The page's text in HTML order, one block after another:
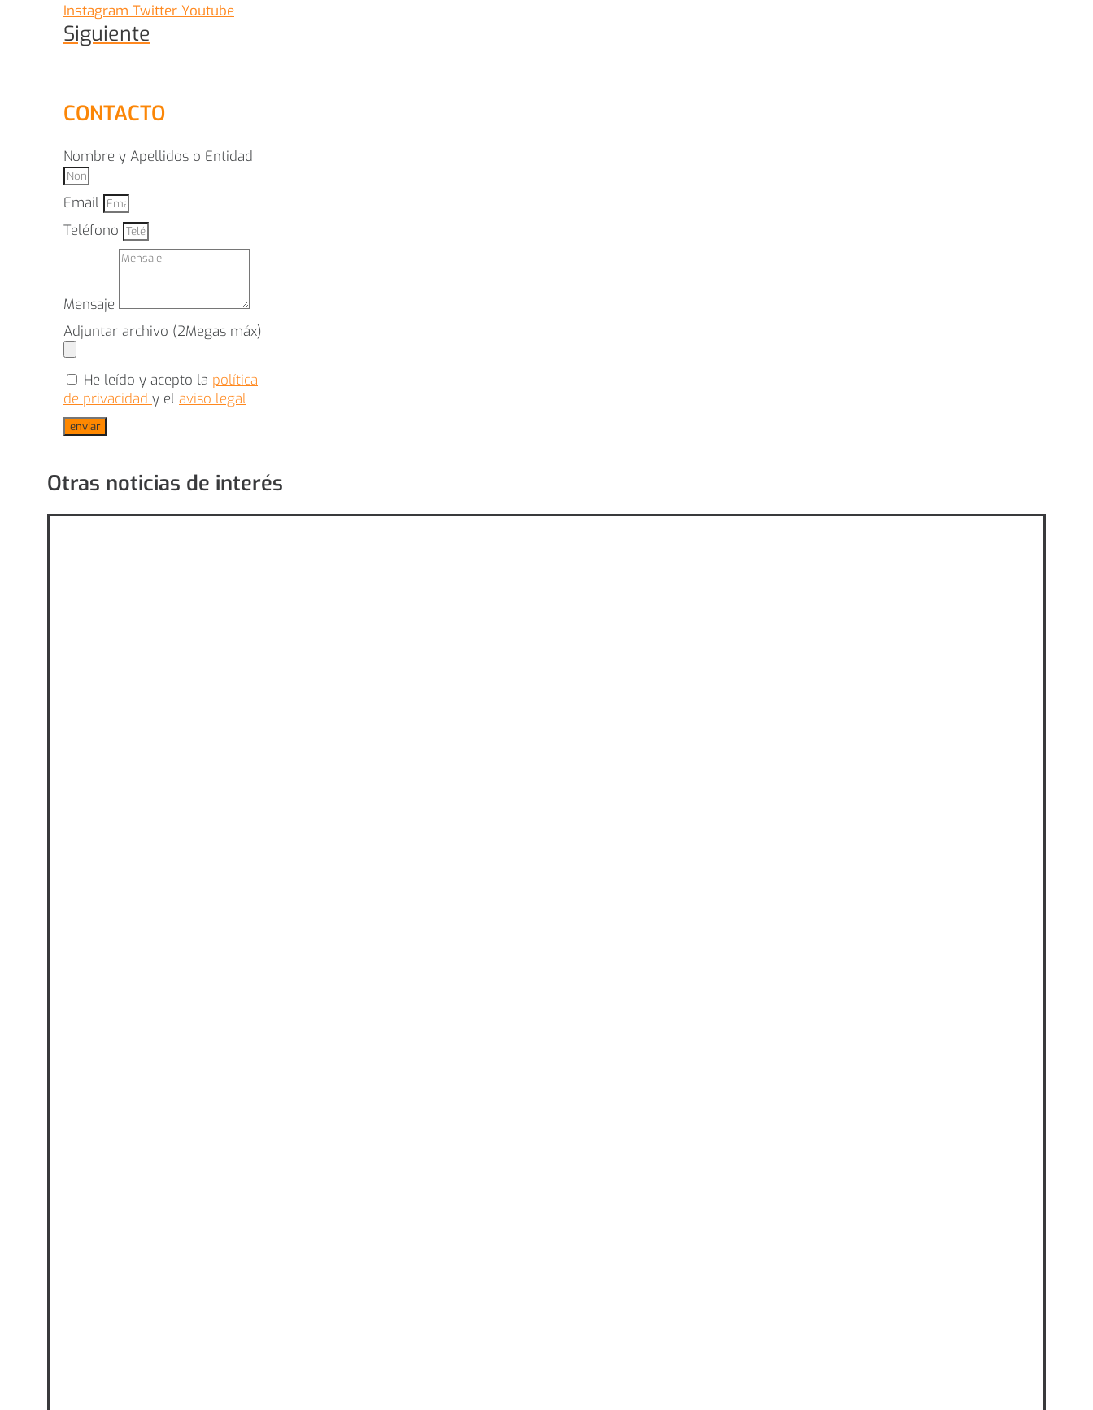
Instagram Twitter Youtube
Siguiente
CONTACTO
Nombre y Apellidos o Entidad
Email
Teléfono
Mensaje
Adjuntar archivo (2Megas máx)
He leído y acepto la política
de privacidad y el aviso legal
enviar
Otras noticias de interés